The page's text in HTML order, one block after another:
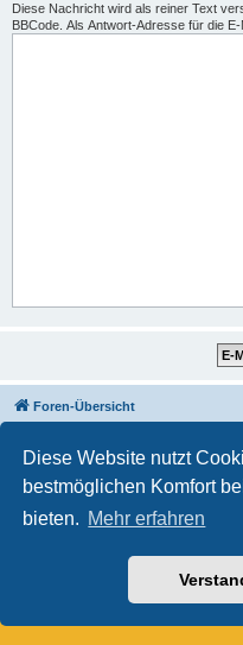
Diese Website nutzt
bestmöglichen Komfort
bieten. Mehr erfahren
Diese Nachricht wird als reiner Text
BBCode. Als Antwort-Adresse für die
Foren-Übersicht
Powered by phpBB
®
Deutsche
Datenschutz|